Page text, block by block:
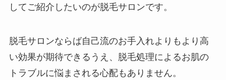
してご紹介したいのが脱毛サロンです。
脱毛サロンならば自己流のお手入れよりもより高
い効果が期待できるうえ、脱毛処理によるお肌の
トラブルに悩まされる心配もありません。